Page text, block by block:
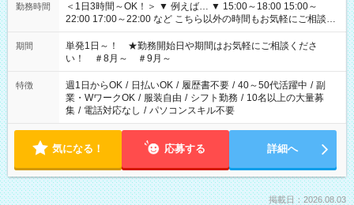
勤務時間
＜1日3時間～OK！＞ ▼ 例えば… ▼ 15:00～18:00 15:00～
22:00 17:00～22:00 など こちら以外の時間もお気軽にご相談く
ださい！
期間
単発1日～！ ★勤務開始日や期間はお気軽にご相談くださ
い！ ＃8月～ ＃9月～
特徴 週1日からOK / 日払いOK / 履歴書不要 / 40～50代活躍中 / 副
業・WワークOK / 服装自由 / シフト勤務 / 10名以上の大量募
集 / 電話対応なし / パソコンスキル不要
気になる！ 応募する 詳細へ
掲載日：2026.08.03